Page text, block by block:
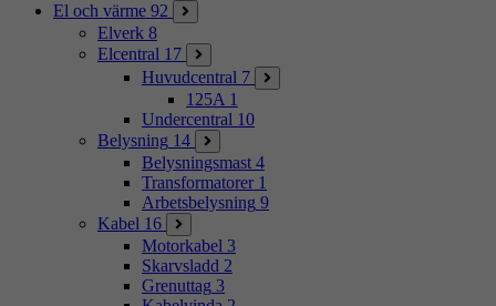
El och värme 92
Elverk 8
Elcentral 17
Huvudcentral 7
125A 1
Undercentral 10
Belysning 14
Belysningsmast 4
Transformatorer 1
Arbetsbelysning 9
Kabel 16
Motorkabel 3
Skarvsladd 2
Grenuttag 3